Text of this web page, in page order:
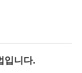
입니다.